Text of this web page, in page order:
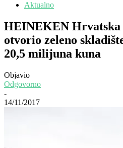
Aktualno
HEINEKEN
otvorio zeleno
20,5 milijuna kuna
Objavio
Odgovorno
-
14/11/2017